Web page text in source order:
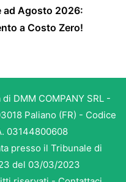
ad Agosto 2026:
a Costo Zero!
DMM COMPANY SRL -
Paliano (FR) - Codice
03144800608
presso il Tribunale di
del 03/03/2023